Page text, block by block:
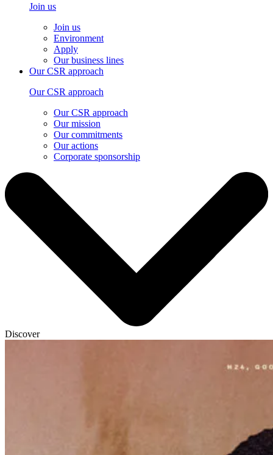
Join us
Join us
Environment
Apply
Our business lines
Our CSR approach
Our CSR approach
Our CSR approach
Our mission
Our commitments
Our actions
Corporate sponsorship
Discover